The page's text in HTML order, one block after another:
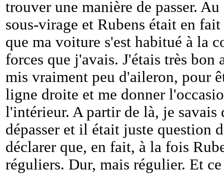
trouver une manière de passer.
sous-virage et Rubens était en
que ma voiture s'est habitué à la
forces que j'avais. J'étais très bon
mis vraiment peu d'aileron, pour
ligne droite et me donner
l'intérieur. A partir de là, je savais
dépasser et il était juste question
déclarer que, en fait, à la fois
réguliers. Dur, mais régulier. Et